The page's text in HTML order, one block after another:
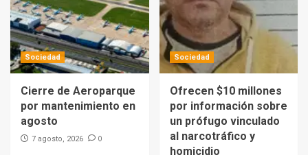
Sociedad
Cierre de Aeroparque
por mantenimiento en
agosto
7 agosto, 2026 0
Sociedad
Ofrecen $10 millones
por información sobre
un prófugo vinculado
al narcotráfico y
homicidio